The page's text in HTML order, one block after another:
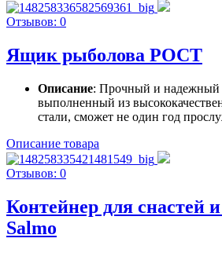
Отзывов: 0
Ящик рыболова РОСТ
Описание: Прочный и надежный
выполненный из
стали, сможет не один год
Описание товара
Отзывов: 0
Контейнер для снастей
Salmo